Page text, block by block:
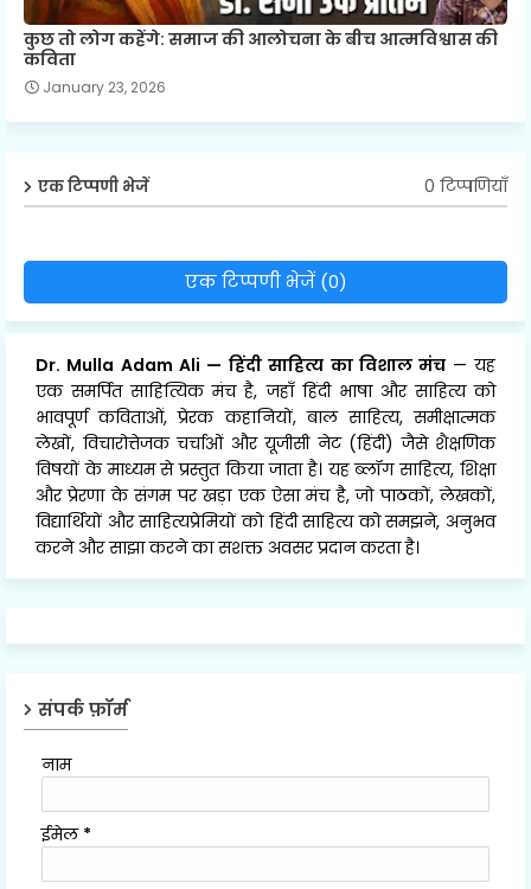
कुछ तो लोग कहेंगे: समाज की आलोचना के बीच आत्मविश्वास की
कविता
January 23, 2026
एक टिप्पणी भेजें 0 टिप्पणियाँ
एक टिप्पणी भेजें (0)
Dr. Mulla Adam Ali — हिंदी साहित्य का विशाल मंच — यह
एक समर्पित साहित्यिक मंच है, जहाँ हिंदी भाषा और साहित्य को
भावपूर्ण कविताओं, प्रेरक कहानियों, बाल साहित्य, समीक्षात्मक
लेखों, विचारोत्तेजक चर्चाओं और यूजीसी नेट (हिंदी) जैसे शैक्षणिक
विषयों के माध्यम से प्रस्तुत किया जाता है। यह ब्लॉग साहित्य, शिक्षा
और प्रेरणा के संगम पर खड़ा एक ऐसा मंच है, जो पाठकों, लेखकों,
विद्यार्थियों और साहित्यप्रेमियों को हिंदी साहित्य को समझने, अनुभव
करने और साझा करने का सशक्त अवसर प्रदान करता है।
संपर्क फ़ॉर्म
नाम
ईमेल *